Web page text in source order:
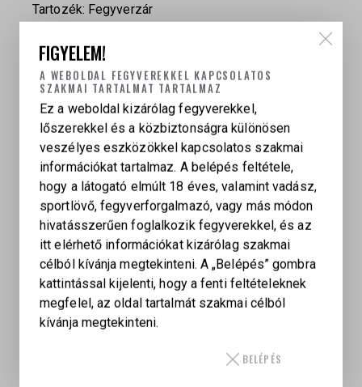
Tartozék: Fegyverzár
Felhasználás: Céllövészet
KAPCSOLÓDÓ TERMÉKEK
LAUGO ARMS ALIEN TARGET 9 X 19 SF, ZÖLD
2 375 425Ft
FIGYELEM!
A WEBOLDAL FEGYVEREKKEL KAPCSOLATOS
SZAKMAI TARTALMAT TARTALMAZ
Ez a weboldal kizárólag fegyverekkel,
lőszerekkel és a közbiztonságra különösen
veszélyes eszközökkel kapcsolatos szakmai
információkat tartalmaz. A belépés feltétele,
hogy a látogató elmúlt 18 éves, valamint vadász,
sportlövő, fegyverforgalmazó, vagy más módon
hivatásszerűen foglalkozik fegyverekkel, és az
itt elérhető információkat kizárólag szakmai
célból kívánja megtekinteni. A „Belépés” gombra
kattintással kijelenti, hogy a fenti feltételeknek
megfelel, az oldal tartalmát szakmai célból
kívánja megtekinteni.
BELÉPÉS